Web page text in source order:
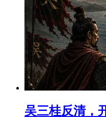
吴三桂反清，